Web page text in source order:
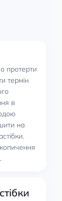
протерти
термін
в
на